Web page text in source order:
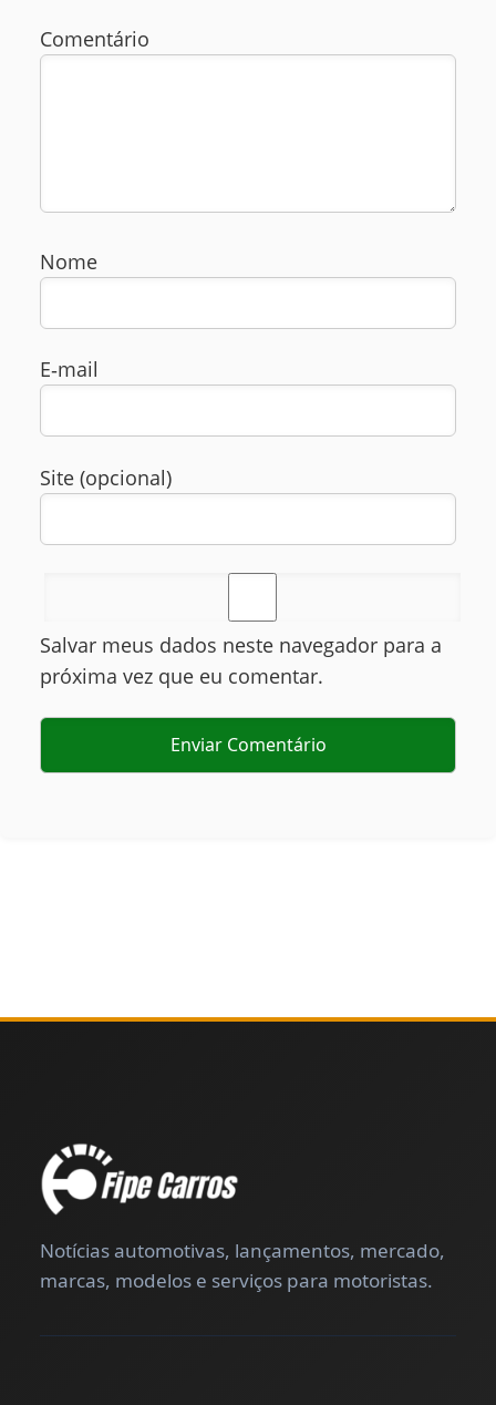
Comentário
Nome
E‑mail
Site (opcional)
Salvar meus dados neste navegador para a
próxima vez que eu comentar.
Notícias automotivas, lançamentos, mercado,
marcas, modelos e serviços para motoristas.